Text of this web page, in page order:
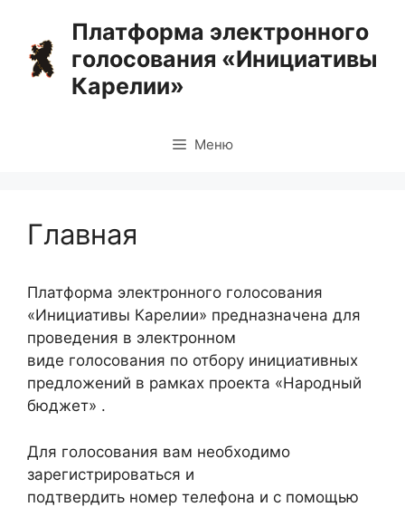
содержимому
Платформа электронного
голосования «Инициативы
Карелии»
Меню
Главная
Платформа электронного голосования
«Инициативы Карелии» предназначена для
проведения в электронном
виде голосования по отбору инициативных
предложений в рамках проекта «Народный
бюджет» .
Для голосования вам необходимо
зарегистрироваться и
подтвердить номер телефона и с помощью